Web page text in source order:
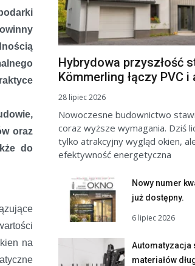
oraz
do
na
Hybrydowa przyszłość
Kömmerling łączy PVC i
28 lipiec 2026
Nowoczesne budownictwo
coraz wyższe wymagania. Dziś
tylko atrakcyjny wygląd okien,
efektywność energetyczna
Nowy numer
już dostępny.
6 lipiec 2026
Automatyzacja
materiałów